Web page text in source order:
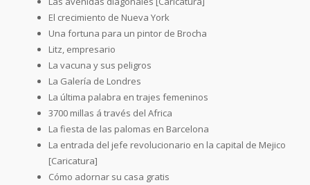
El crecimiento de Nueva York
Una fortuna para un pintor de Brocha
Litz, empresario
La vacuna y sus peligros
La Galería de Londres
La última palabra en trajes femeninos
3700 millas á través del Africa
La fiesta de las palomas en Barcelona
La entrada del jefe revolucionario en la capital de Mejico
[Caricatura]
Cómo adornar su casa gratis